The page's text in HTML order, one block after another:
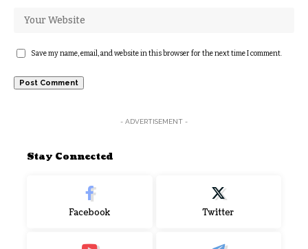
Save my name, email, and website in this browser for the next time I comment.
- ADVERTISEMENT -
Stay Connected
Facebook Twitter